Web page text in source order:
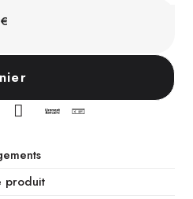
produit